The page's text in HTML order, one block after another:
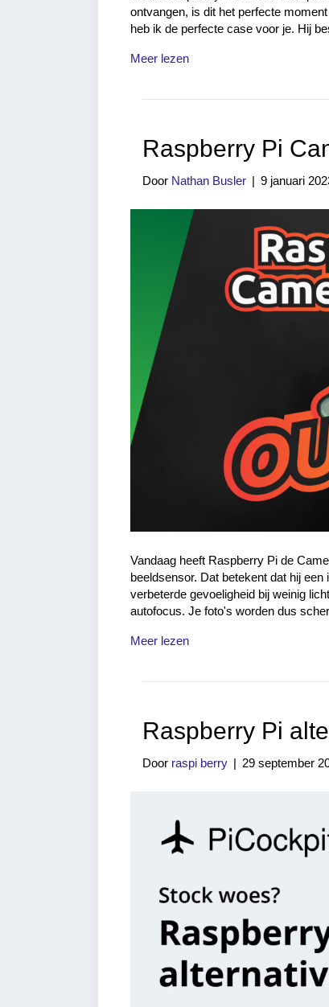
ontvangen, is dit het perfecte
heb ik de perfecte case voor je. Hij
Meer lezen
Raspberry Pi
Door Nathan Busler | 9 januari
Vandaag heeft Raspberry Pi de
beeldsensor. Dat betekent dat hij
verbeterde gevoeligheid bij weinig
autofocus. Je foto's worden dus
Meer lezen
Raspberry Pi
Door raspi berry | 29 september